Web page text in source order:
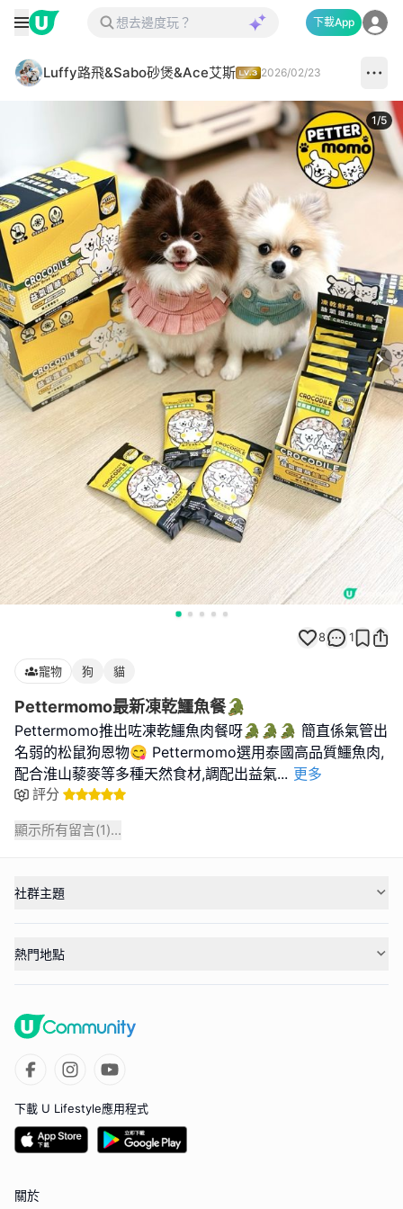
下載App
Luffy路飛&Sabo砂煲&Ace艾斯 2026/02/23
1/5
8 1
寵物 狗 貓
Pettermomo最新凍乾鱷魚餐🐊
Pettermomo推出咗凍乾鱷魚肉餐呀🐊🐊🐊 簡直係氣管出
名弱的松鼠狗恩物😋 Pettermomo選用泰國高品質鱷魚肉,
配合淮山藜麥等多種天然食材,調配出益氣... 更多
評分
顯示所有留言(1)...
社群主題
熱門地點
下載 U Lifestyle應用程式
關於